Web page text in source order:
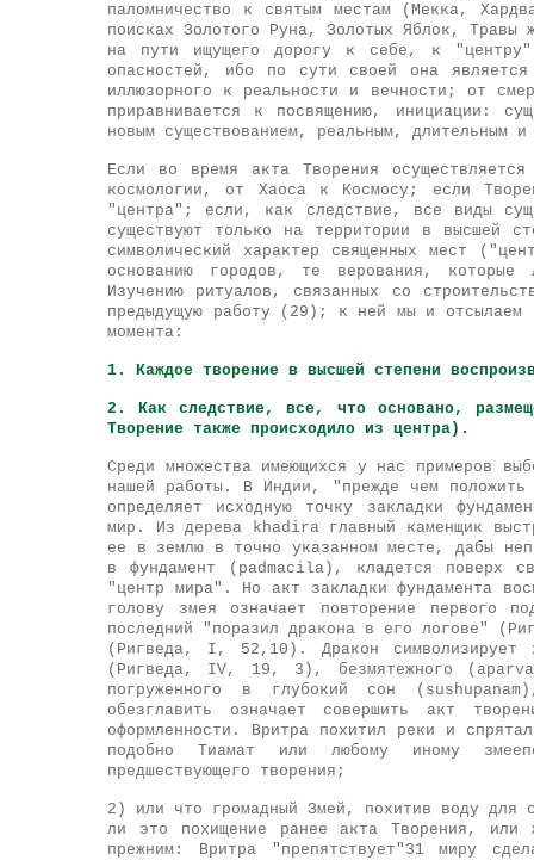
паломничество к святым местам (Мекка,
поисках Золотого Руна, Золотых Яблок,
на пути ищущего дорогу к себе, к
опасностей, ибо по сути своей она
иллюзорного к реальности и вечности; от
приравнивается к посвящению, инициации:
новым существованием, реальным, длительным и
Если во время акта Творения
космологии, от Хаоса к Космосу; если
"центра"; если, как следствие, все виды
существуют только на территории в высшей
символический характер священных мест
основанию городов, те верования, которые
Изучению ритуалов, связанных со
предыдущую работу (29); к ней мы и отсылаем
момента:
1. Каждое творение в высшей степени
2. Как следствие, все, что основано,
Творение также происходило из центра).
Среди множества имеющихся у нас примеров
нашей работы. В Индии, "прежде чем
определяет исходную точку закладки
мир. Из дерева khadira главный каменщик
ее в землю в точно указанном месте, дабы
в фундамент (padmacila), кладется поверх
"центр мира". Но акт закладки фундамента
голову змея означает повторение
последний "поразил дракона в его логове"
(Ригведа, I, 52,10). Дракон символизирует
(Ригведа, IV, 19, 3), безмятежного
погруженного в глубокий сон
обезглавить означает совершить акт
оформленности. Вритра похитил реки и
подобно Тиамат или любому иному
предшествующего творения;
2) или что громадный Змей, похитив воду для
ли это похищение ранее акта Творения, или
прежним: Вритра "препятствует"31 миру